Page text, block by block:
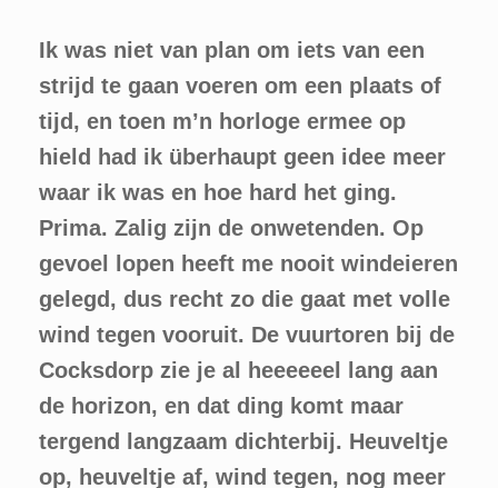
Ik was niet van plan om iets van een
strijd te gaan voeren om een plaats of
tijd, en toen m’n horloge ermee op
hield had ik überhaupt geen idee meer
waar ik was en hoe hard het ging.
Prima. Zalig zijn de onwetenden. Op
gevoel lopen heeft me nooit windeieren
gelegd, dus recht zo die gaat met volle
wind tegen vooruit. De vuurtoren bij de
Cocksdorp zie je al heeeeeel lang aan
de horizon, en dat ding komt maar
tergend langzaam dichterbij. Heuveltje
op, heuveltje af, wind tegen, nog meer